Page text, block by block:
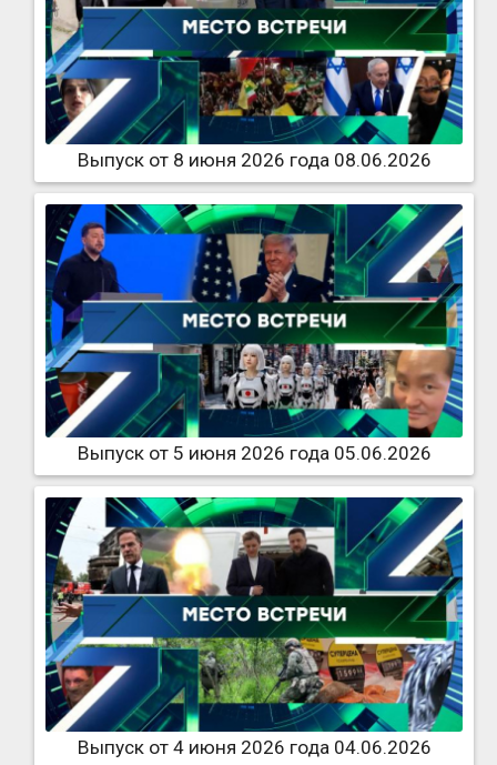
Выпуск от 8 июня 2026 года 08.06.2026
Выпуск от 5 июня 2026 года 05.06.2026
Выпуск от 4 июня 2026 года 04.06.2026